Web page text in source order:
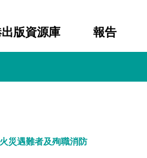
版資源庫 報告
災遇難者及殉職消防